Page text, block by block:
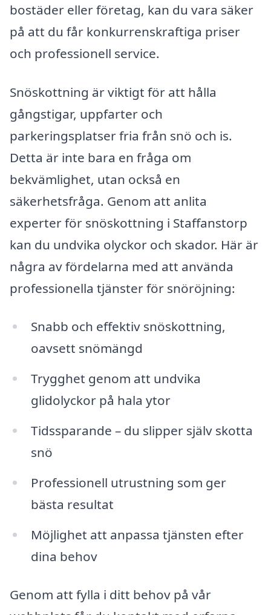
bostäder eller företag, kan du vara säker
på att du får konkurrenskraftiga priser
och professionell service.
Snöskottning är viktigt för att hålla
gångstigar, uppfarter och
parkeringsplatser fria från snö och is.
Detta är inte bara en fråga om
bekvämlighet, utan också en
säkerhetsfråga. Genom att anlita
experter för snöskottning i Staffanstorp
kan du undvika olyckor och skador. Här är
några av fördelarna med att använda
professionella tjänster för snöröjning:
Snabb och effektiv snöskottning,
oavsett snömängd
Trygghet genom att undvika
glidolyckor på hala ytor
Tidssparande – du slipper själv skotta
snö
Professionell utrustning som ger
bästa resultat
Möjlighet att anpassa tjänsten efter
dina behov
Genom att fylla i ditt behov på vår